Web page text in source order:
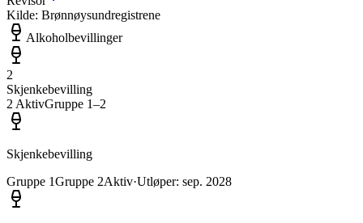
Kilde: Brønnøysundregistrene
Alkoholbevillinger
2
Skjenkebevilling
2 AktivGruppe 1–2
Skjenkebevilling
Gruppe 1Gruppe 2Aktiv·Utløper: sep. 2028